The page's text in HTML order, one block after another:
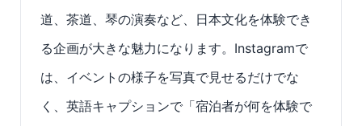
道、茶道、琴の演奏など、日本文化を体験でき
る企画が大きな魅力になります。Instagramで
は、イベントの様子を写真で見せるだけでな
く、英語キャプションで「宿泊者が何を体験で